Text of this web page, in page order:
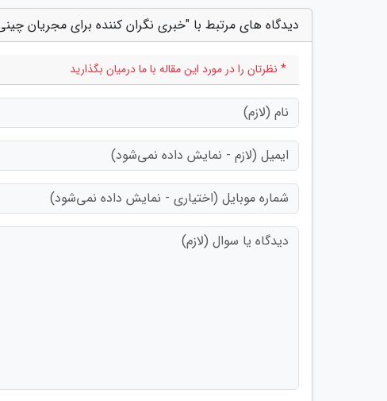
دیدگاه های مرتبط با "خبری نگران کننده برای مجریان
* نظرتان را در مورد این مقاله با ما درمیان بگذارید